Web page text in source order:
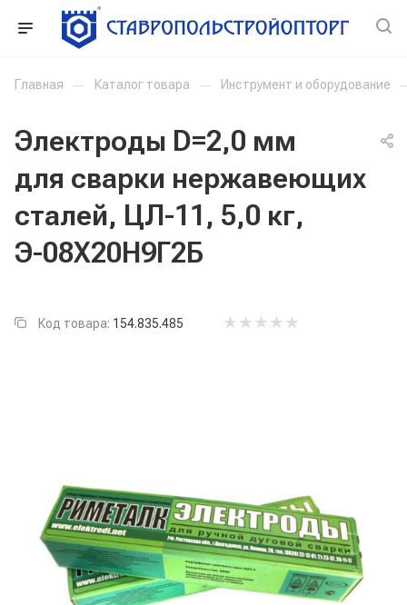
Главная — Каталог товара — Инструмент и оборудование
Электроды D=2,0 мм
для сварки нержавеющих
сталей, ЦЛ-11, 5,0 кг,
Э-08Х20Н9Г2Б
Код товара: 154.835.485